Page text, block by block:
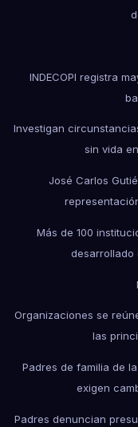
INDECOPI registra
Investigan
sin vida
José Carlos
Más de 100
desarrollado
Organizaciones se
las
Padres de familia de
exigen
Padres denuncian